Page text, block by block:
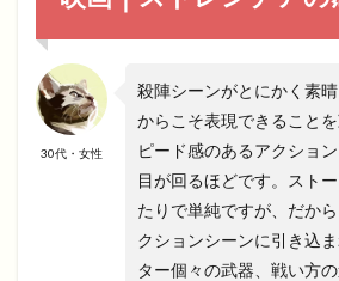
30代・女性
殺陣シーンがとにかく素
からこそ表現できること
ピード感のあるアクショ
目が回るほどです。スト
たりで単純ですが、だか
クションシーンに引き込
ター個々の武器、戦い方